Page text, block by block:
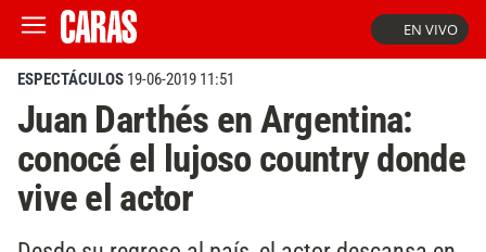
EN VIVO
ESPECTÁCULOS 19-06-2019 11:51
Juan Darthés en Argentina:
conocé el lujoso country donde
vive el actor